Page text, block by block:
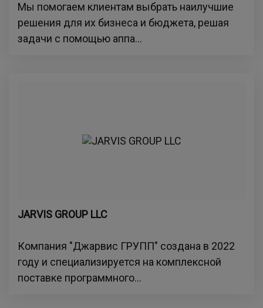
Мы помогаем клиентам выбрать наилучшие
решения для их бизнеса и бюджета, решая
задачи с помощью аппа...
JARVIS GROUP LLC
Компания "Джарвис ГРУПП" создана в 2022
году и специализируется на комплексной
поставке программного...